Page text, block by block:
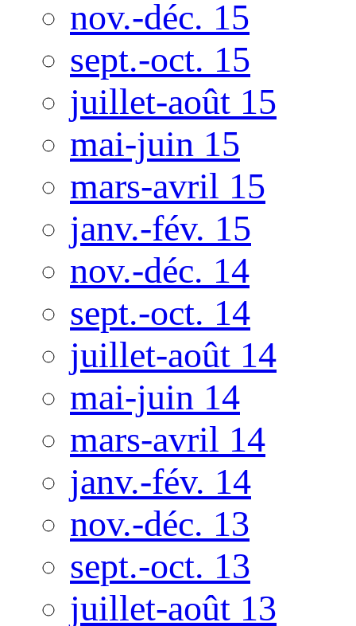
nov.-déc. 15
sept.-oct. 15
juillet-août 15
mai-juin 15
mars-avril 15
janv.-fév. 15
nov.-déc. 14
sept.-oct. 14
juillet-août 14
mai-juin 14
mars-avril 14
janv.-fév. 14
nov.-déc. 13
sept.-oct. 13
juillet-août 13